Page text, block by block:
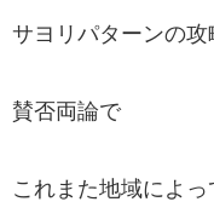
サヨリパターンの
賛否両論で
これまた地域によ